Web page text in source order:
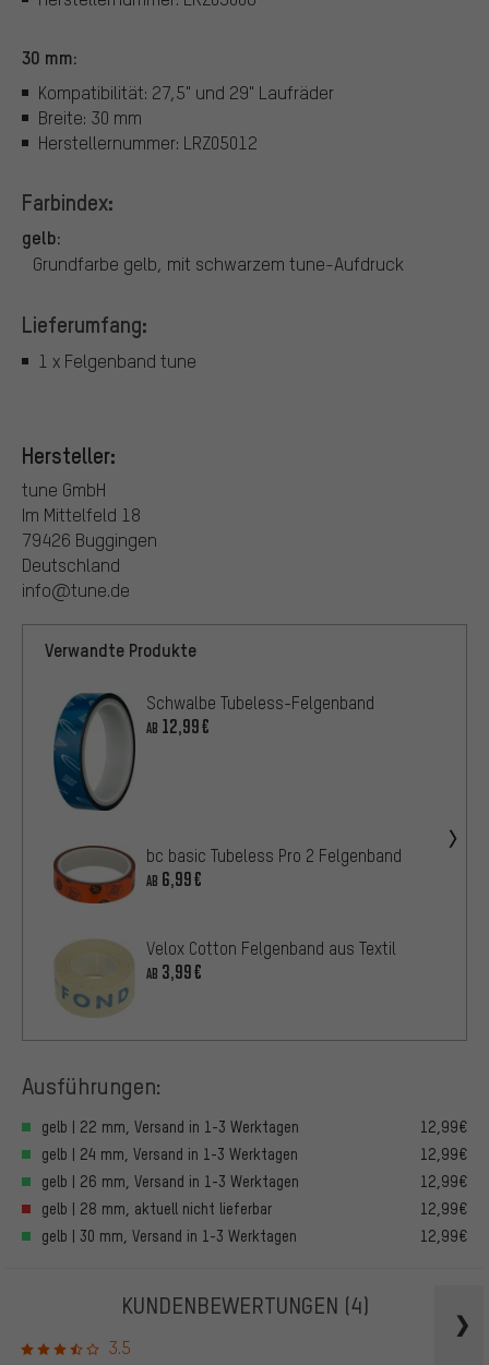
30 mm:
Kompatibilität: 27,5" und 29" Laufräder
Breite: 30 mm
Herstellernummer: LRZ05012
Farbindex:
gelb:
Grundfarbe gelb, mit schwarzem tune-Aufdruck
Lieferumfang:
1 x Felgenband tune
Hersteller:
tune GmbH
Im Mittelfeld 18
79426 Buggingen
Deutschland
info@tune.de
Verwandte Produkte
Schwalbe Tubeless-Felgenband
AB 12,99€
bc basic Tubeless Pro 2 Felgenband
AB 6,99€
Velox Cotton Felgenband aus Textil
AB 3,99€
Ausführungen:
gelb | 22 mm, Versand in 1-3 Werktagen
12,99€
gelb | 24 mm, Versand in 1-3 Werktagen
12,99€
gelb | 26 mm, Versand in 1-3 Werktagen
12,99€
gelb | 28 mm, aktuell nicht lieferbar
12,99€
gelb | 30 mm, Versand in 1-3 Werktagen
12,99€
KUNDENBEWERTUNGEN (4)
3.5